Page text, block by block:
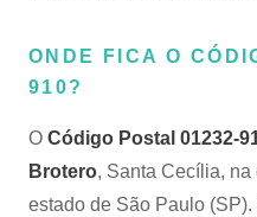
ONDE FICA O
910?
O Código Postal 01232-
Brotero, Santa Cecília,
estado de São Paulo